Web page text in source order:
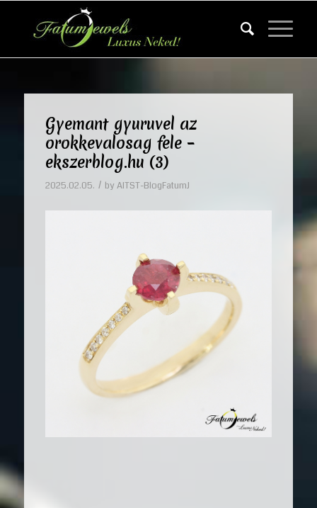
Gyemant gyuruvel az
orokkevalosag fele –
ekszerblog.hu (3)
2025.02.05. / by AITST-BlogFatumJ